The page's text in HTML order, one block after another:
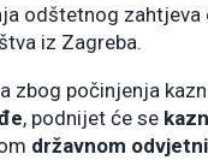
odštetnog zahtjeva
iz Zagreba.
zbog počinjenja
, podnijet će se
državnom